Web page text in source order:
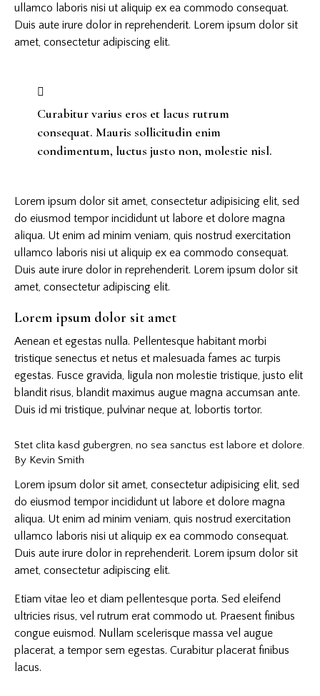
ullamco laboris nisi ut aliquip ex ea commodo consequat.
Duis aute irure dolor in reprehenderit. Lorem ipsum dolor sit
amet, consectetur adipiscing elit.
Curabitur varius eros et lacus rutrum
consequat. Mauris sollicitudin enim
condimentum, luctus justo non, molestie nisl.
Lorem ipsum dolor sit amet, consectetur adipisicing elit, sed
do eiusmod tempor incididunt ut labore et dolore magna
aliqua. Ut enim ad minim veniam, quis nostrud exercitation
ullamco laboris nisi ut aliquip ex ea commodo consequat.
Duis aute irure dolor in reprehenderit. Lorem ipsum dolor sit
amet, consectetur adipiscing elit.
Lorem ipsum dolor sit amet
Aenean et egestas nulla. Pellentesque habitant morbi
tristique senectus et netus et malesuada fames ac turpis
egestas. Fusce gravida, ligula non molestie tristique, justo elit
blandit risus, blandit maximus augue magna accumsan ante.
Duis id mi tristique, pulvinar neque at, lobortis tortor.
Stet clita kasd gubergren, no sea sanctus est labore et dolore.
By Kevin Smith
Lorem ipsum dolor sit amet, consectetur adipisicing elit, sed
do eiusmod tempor incididunt ut labore et dolore magna
aliqua. Ut enim ad minim veniam, quis nostrud exercitation
ullamco laboris nisi ut aliquip ex ea commodo consequat.
Duis aute irure dolor in reprehenderit. Lorem ipsum dolor sit
amet, consectetur adipiscing elit.
Etiam vitae leo et diam pellentesque porta. Sed eleifend
ultricies risus, vel rutrum erat commodo ut. Praesent finibus
congue euismod. Nullam scelerisque massa vel augue
placerat, a tempor sem egestas. Curabitur placerat finibus
lacus.